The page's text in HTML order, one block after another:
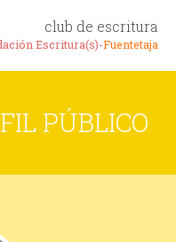
club de escritura
Escritura(s)-Fuentetaja
PÚBLICO